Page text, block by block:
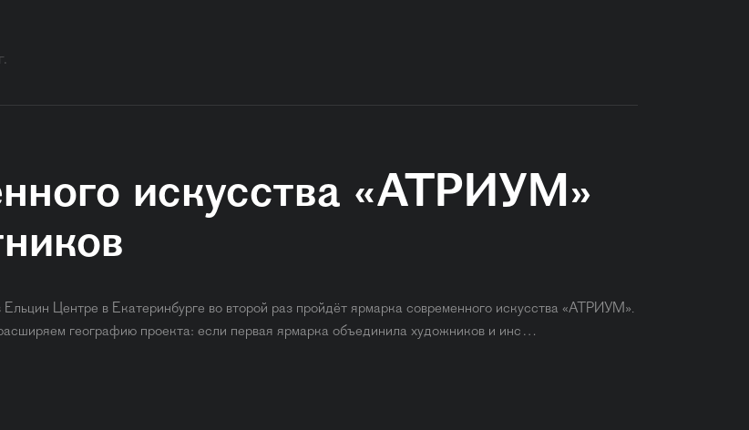
искусства «АТРИУМ»
Ельцин Центре в Екатеринбурге во второй раз пройдёт ярмарка современного искусства «АТРИУМ».
географию проекта: если первая ярмарка объединила художников и инс…